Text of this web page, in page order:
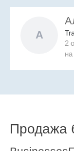
А
2
на
Продажа